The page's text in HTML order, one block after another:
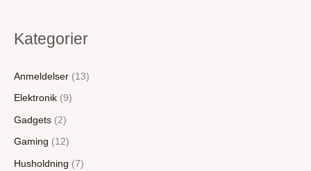
Kategorier
Anmeldelser (13)
Elektronik (9)
Gadgets (2)
Gaming (12)
Husholdning (7)